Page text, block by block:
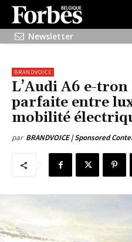
Newsletter
BRANDVOICE
L’Audi A6 e-tron
parfaite entre
mobilité
par BRANDVOICE | Sponsored